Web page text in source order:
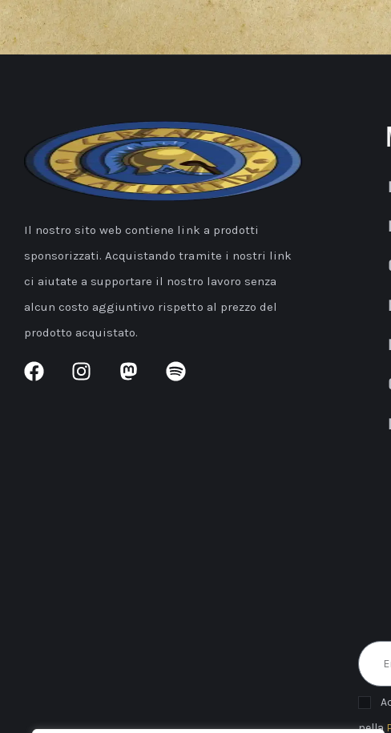
Il nostro sito web contiene link a prodotti
sponsorizzati. Acquistando tramite i nostri link
ci aiutate a supportare il nostro lavoro senza
alcun costo aggiuntivo rispetto al prezzo del
prodotto acquistato.
nella